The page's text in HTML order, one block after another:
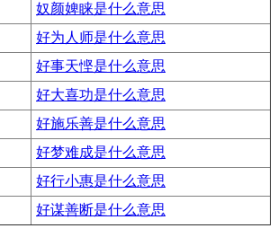
奴颜婢睐是什么意思
好为人师是什么意思
好事天悭是什么意思
好大喜功是什么意思
好施乐善是什么意思
好梦难成是什么意思
好行小惠是什么意思
好谋善断是什么意思